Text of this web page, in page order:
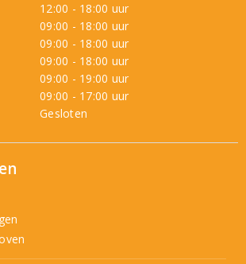
12:00 - 18:00 uur
09:00 - 18:00 uur
09:00 - 18:00 uur
09:00 - 18:00 uur
09:00 - 19:00 uur
09:00 - 17:00 uur
Gesloten